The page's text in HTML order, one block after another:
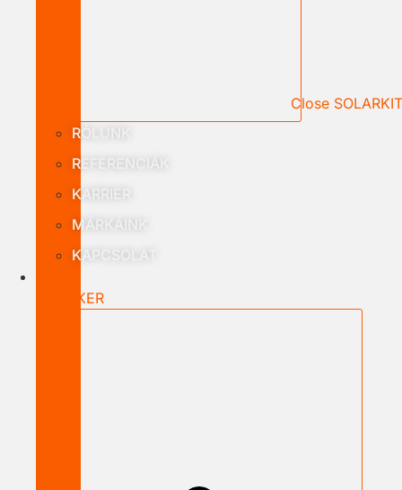
Close SOLARKIT
RÓLUNK
REFERENCIÁK
KARRIER
MÁRKÁINK
KAPCSOLAT
NAGYKER